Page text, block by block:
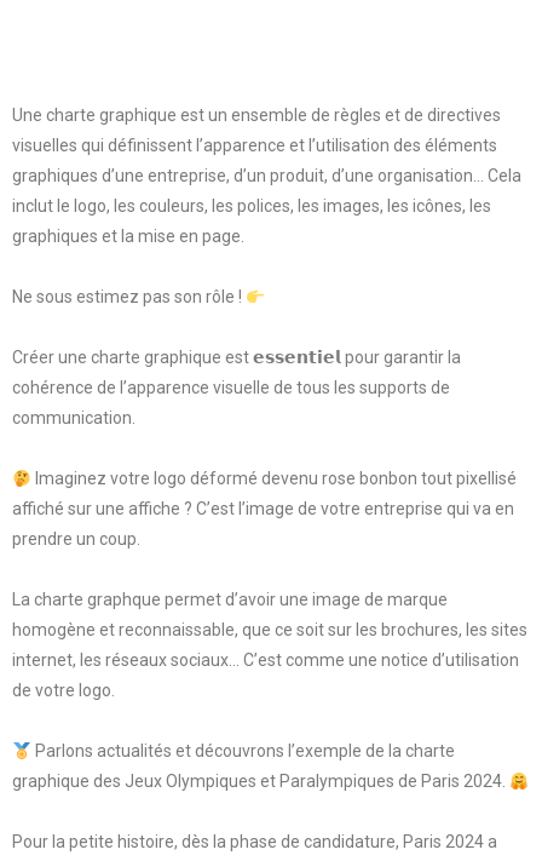
Une charte graphique est un ensemble de règles et de directives
visuelles qui définissent l’apparence et l’utilisation des éléments
graphiques d’une entreprise, d’un produit, d’une organisation… Cela
inclut le logo, les couleurs, les polices, les images, les icônes, les
graphiques et la mise en page.
Ne sous estimez pas son rôle !
Créer une charte graphique est 𝗲𝘀𝘀𝗲𝗻𝘁𝗶𝗲𝗹 pour garantir la
cohérence de l’apparence visuelle de tous les supports de
communication.
Imaginez votre logo déformé devenu rose bonbon tout pixellisé
affiché sur une affiche ? C’est l’image de votre entreprise qui va en
prendre un coup.
La charte graphque permet d’avoir une image de marque
homogène et reconnaissable, que ce soit sur les brochures, les sites
internet, les réseaux sociaux… C’est comme une notice d’utilisation
de votre logo.
Parlons actualités et découvrons l’exemple de la charte
graphique des Jeux Olympiques et Paralympiques de Paris 2024.
Pour la petite histoire, dès la phase de candidature, Paris 2024 a